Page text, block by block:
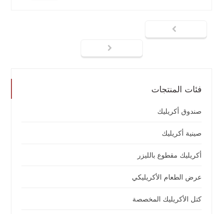
فئات المنتجات
صندوق أكريليك
صينية أكريليك
أكريليك مقطوع بالليزر
عرض الطعام الأكريليكي
كتل الأكريليك المخصصة